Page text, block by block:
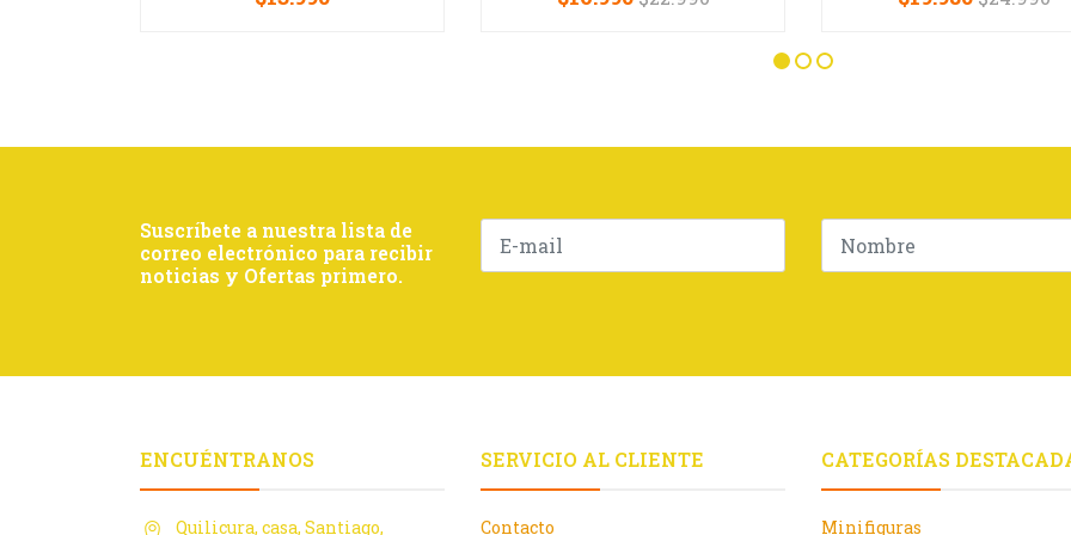
VER OPCIONES + +
Suscríbete a nuestra lista de
correo electrónico para recibir
noticias y Ofertas primero.
ENCUÉNTRANOS
Quilicura, casa, Santiago,
SERVICIO AL CLIENTE
Contacto
CATEGORÍAS
Minifiguras